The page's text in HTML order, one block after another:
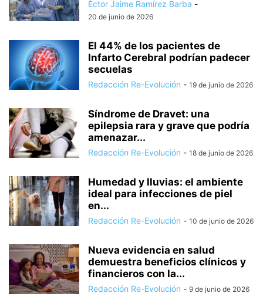
Éctor Jaime Ramírez Barba -
20 de junio de 2026
El 44% de los pacientes de
Infarto Cerebral podrían padecer
secuelas
Redacción Re-Evolución - 19 de junio de 2026
Síndrome de Dravet: una
epilepsia rara y grave que podría
amenazar...
Redacción Re-Evolución - 18 de junio de 2026
Humedad y lluvias: el ambiente
ideal para infecciones de piel
en...
Redacción Re-Evolución - 10 de junio de 2026
Nueva evidencia en salud
demuestra beneficios clínicos y
financieros con la...
Redacción Re-Evolución - 9 de junio de 2026